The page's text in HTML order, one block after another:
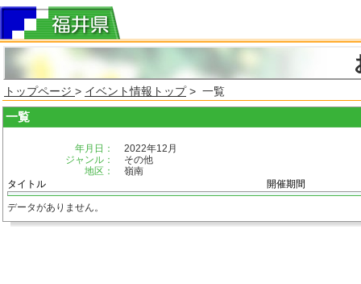
トップページ > イベント情報トップ> 一覧
一覧
年月日：
2022年12月
ジャンル：
その他
地区：
嶺南
タイトル
開催期間
データがありません。